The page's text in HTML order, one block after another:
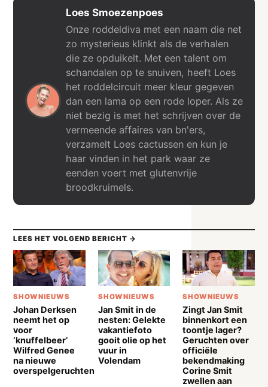
Loes Smoezenpoes
Onze roddeldiva met een naam die net
zo mysterieus klinkt als de verhalen
die ze opduikelt. Met een talent om
schandalen op te snuiven, heeft Loes
het roddelcircuit meer kleur gegeven
dan een lama op een rode loper. Als ze
niet bezig is met het schrijven over de
vermeende affaires van bn'ers,
verzamelt Loes cactussen en kun je
haar vinden in het park waar ze
eenden voert met glutenvrije
broodkruimels.
LEES HET VOLGEND BERICHT →
SHOWNIEUWS
Johan Derksen
neemt het op
voor
‘knuffelbeer’
Wilfred Genee
na nieuwe
overspelgeruchten
SHOWNIEUWS
Jan Smit in de
nesten: Gelekte
vakantiefoto
gooit olie op het
vuur in
Volendam
SHOWNIEUWS
Zingt Jan Smit
binnenkort een
toontje lager?
Geruchten over
officiële
bekendmaking
Corine Smit
zwellen aan